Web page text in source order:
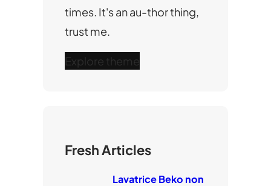
times. It's an au-thor thing,
trust me.
Explore theme
Fresh Articles
Lavatrice Beko non